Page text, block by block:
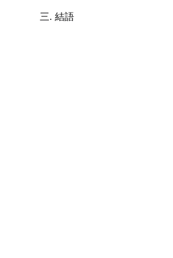
三. 結語